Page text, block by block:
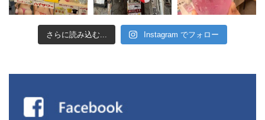
さらに読み込む... Instagram でフォロー